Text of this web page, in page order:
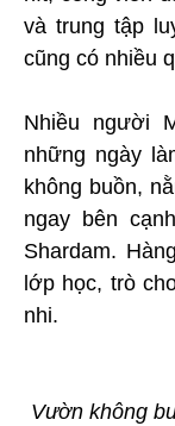
và trung tập
cũng có nhiều
Nhiều người
những ngày
không buồn,
ngay bên
Shardam.
lớp học, trò
nhi.
Vườn không